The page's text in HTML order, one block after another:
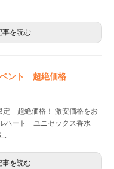
事を読む
ント 超絶価格
超絶価格！ 激安価格をお
ハート ユニセックス香水
事を読む